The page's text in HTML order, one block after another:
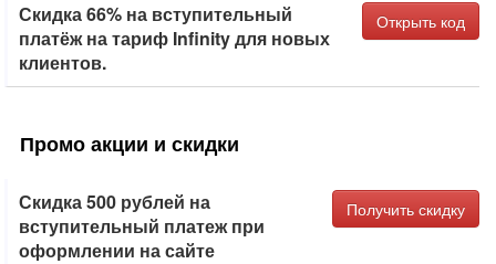
Скидка 66% на вступительный
платёж на тариф Infinity для новых
клиентов.
Открыть код
Промо акции и скидки
Скидка 500 рублей на
вступительный платеж при
оформлении на сайте
Получить скидку